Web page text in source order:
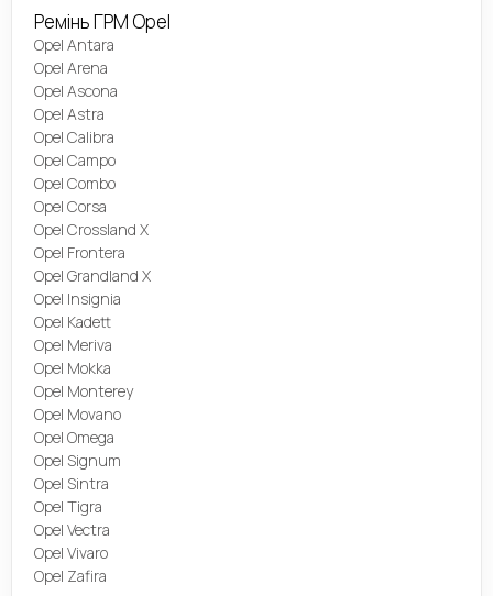
Ремінь ГРМ Opel
Opel Antara
Opel Arena
Opel Ascona
Opel Astra
Opel Calibra
Opel Campo
Opel Combo
Opel Corsa
Opel Crossland X
Opel Frontera
Opel Grandland X
Opel Insignia
Opel Kadett
Opel Meriva
Opel Mokka
Opel Monterey
Opel Movano
Opel Omega
Opel Signum
Opel Sintra
Opel Tigra
Opel Vectra
Opel Vivaro
Opel Zafira